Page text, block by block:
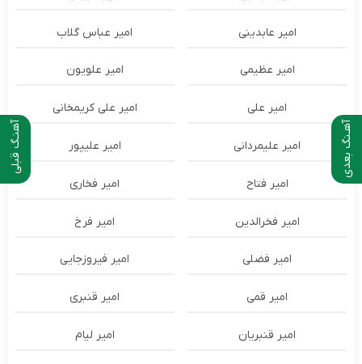
آهنـگ قبلی آهـنگ بعدی
امیر عابدینی امیر عباس گلاب
امیر عظیمی امیر علویون
امیر علی امیر علی کریمخانی
امیر علیمردانی امیر علیپور
امیر فتاح امیر فخاری
امیر فخرالدین امیر فرخ
امیر فضلی امیر فیروزجایی
امیر قمی امیر قنبری
امیر قنبریان امیر لیام